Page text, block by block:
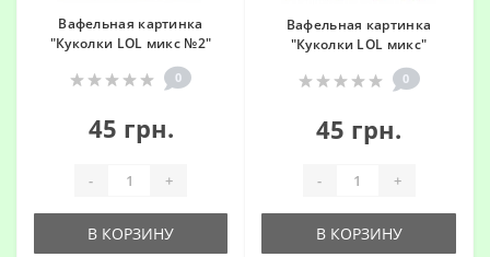
Вафельная картинка
"Куколки LOL микс №2"
0
45 грн.
- +
В КОРЗИНУ
Вафельная картинка
"Куколки LOL микс"
0
45 грн.
- +
В КОРЗИНУ